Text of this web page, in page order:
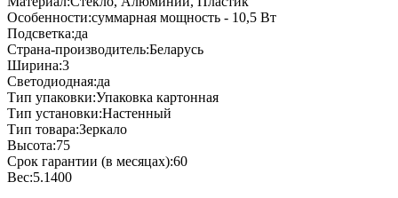
Особенности:суммарная мощность - 10,5 Вт
Подсветка:да
Страна-производитель:Беларусь
Ширина:3
Светодиодная:да
Тип упаковки:Упаковка картонная
Тип установки:Настенный
Тип товара:Зеркало
Высота:75
Срок гарантии (в месяцах):60
Вес:5.1400